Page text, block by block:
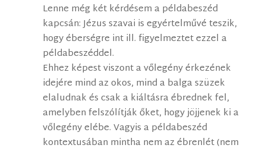
Lenne még két kérdésem a példabeszéd
kapcsán: Jézus szavai is egyértelművé teszik,
hogy éberségre int ill. figyelmeztet ezzel a
példabeszéddel.
Ehhez képest viszont a vőlegény érkezének
idejére mind az okos, mind a balga szüzek
elaludnak és csak a kiáltásra ébrednek fel,
amelyben felszólítják őket, hogy jöjjenek ki a
vőlegény elébe. Vagyis a példabeszéd
kontextusában mintha nem az ébrenlét (nem